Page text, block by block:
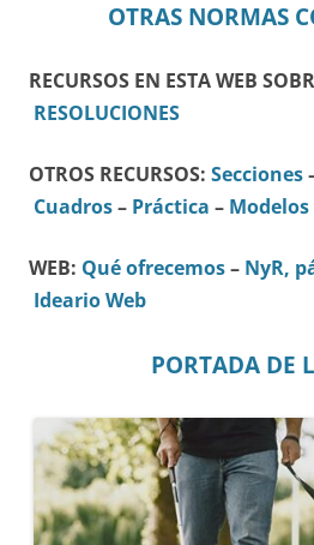
OTRAS NORMAS
RECURSOS EN ESTA WEB
RESOLUCIONES
OTROS RECURSOS: Secciones
Cuadros– Práctica – Modelos
WEB: Qué ofrecemos– NyR,
Ideario Web
PORTADA DE